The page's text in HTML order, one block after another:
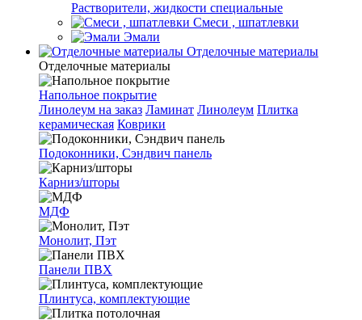
Растворители, жидкости специальные
Смеси , шпатлевки
Эмали
Отделочные материалы
Отделочные материалы
Напольное покрытие
Линолеум на заказ Ламинат Линолеум Плитка
керамическая Коврики
Подоконники, Сэндвич панель
Карниз/шторы
МДФ
Монолит, Пэт
Панели ПВХ
Плинтуса, комплектующие